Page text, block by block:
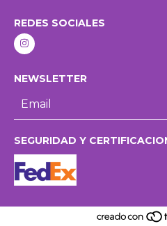
REDES SOCIALES
NEWSLETTER
SEGURIDAD Y